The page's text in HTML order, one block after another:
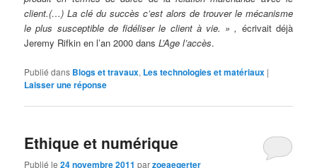
client.(…) La clé du succès c’est alors de trouver le mécanisme
le plus susceptible de fidéliser le client à vie. » , écrivait déjà
Jeremy Rifkin en l’an 2000 dansL’Age l’accès.
Publié dans Blogs et travaux, Les technologies et matériaux |
Laisser une réponse
Ethique et numérique
Publié le24 novembre 2011 parzoeaegerter